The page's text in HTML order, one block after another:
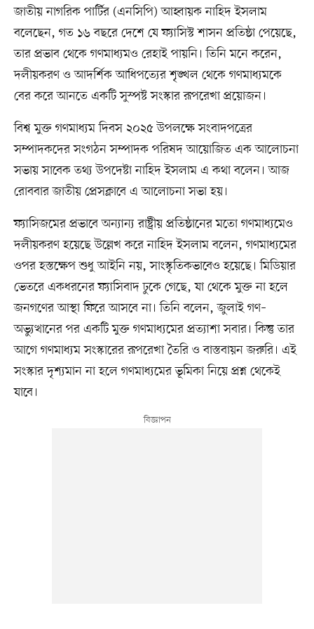
জাতীয় নাগরিক পার্টির (এনসিপি) আহ্বায়ক নাহিদ ইসলাম
বলেছেন, গত ১৬ বছরে দেশে যে ফ্যাসিস্ট শাসন প্রতিষ্ঠা পেয়েছে,
তার প্রভাব থেকে গণমাধ্যমও রেহাই পায়নি। তিনি মনে করেন,
দলীয়করণ ও আদর্শিক আধিপত্যের শৃঙ্খল থেকে গণমাধ্যমকে
বের করে আনতে একটি সুস্পষ্ট সংস্কার রূপরেখা প্রয়োজন।
বিশ্ব মুক্ত গণমাধ্যম দিবস ২০২৫ উপলক্ষে সংবাদপত্রের
সম্পাদকদের সংগঠন সম্পাদক পরিষদ আয়োজিত এক আলোচনা
সভায় সাবেক তথ্য উপদেষ্টা নাহিদ ইসলাম এ কথা বলেন। আজ
রোববার জাতীয় প্রেসক্লাবে এ আলোচনা সভা হয়।
ফ্যাসিজমের প্রভাবে অন্যান্য রাষ্ট্রীয় প্রতিষ্ঠানের মতো গণমাধ্যমেও
দলীয়করণ হয়েছে উল্লেখ করে নাহিদ ইসলাম বলেন, গণমাধ্যমের
ওপর হস্তক্ষেপ শুধু আইনি নয়, সাংস্কৃতিকভাবেও হয়েছে। মিডিয়ার
ভেতরে একধরনের ফ্যাসিবাদ ঢুকে গেছে, যা থেকে মুক্ত না হলে
জনগণের আস্থা ফিরে আসবে না। তিনি বলেন, জুলাই গণ–
অভ্যুত্থানের পর একটি মুক্ত গণমাধ্যমের প্রত্যাশা সবার। কিন্তু তার
আগে গণমাধ্যম সংস্কারের রূপরেখা তৈরি ও বাস্তবায়ন জরুরি। এই
সংস্কার দৃশ্যমান না হলে গণমাধ্যমের ভূমিকা নিয়ে প্রশ্ন থেকেই
যাবে।